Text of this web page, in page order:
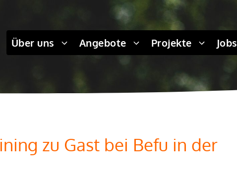
Über uns Angebote Projekte Jobs
zu Gast bei Befu in der